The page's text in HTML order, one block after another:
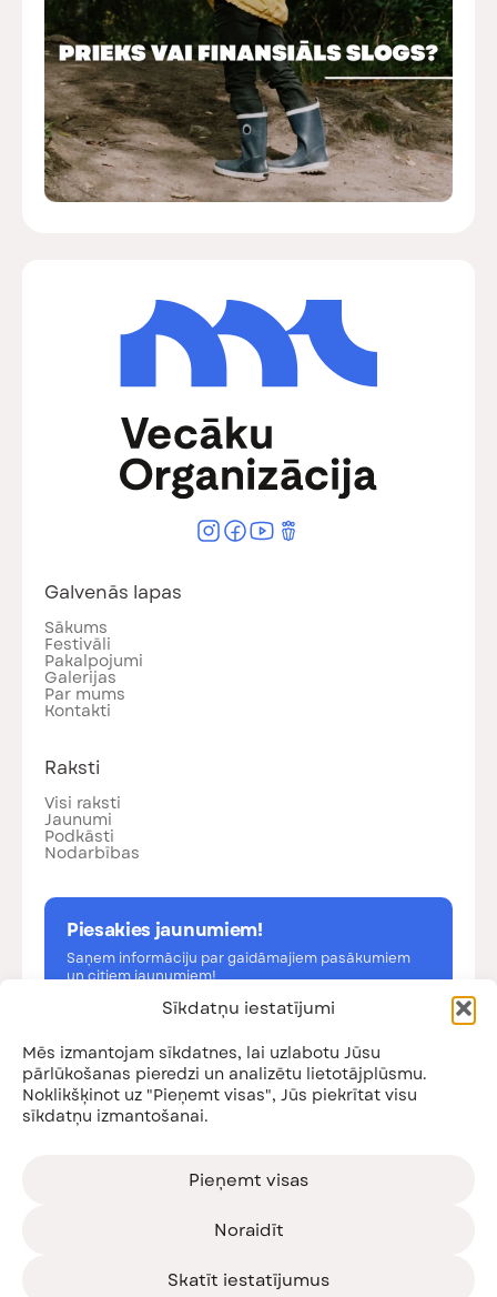
Sīkdatņu iestatījumi
Mēs izmantojam sīkdatnes, lai uzlabotu Jūsu
pārlūkošanas pieredzi un analizētu lietotājplūsmu.
Noklikšķinot uz "Pieņemt visas", Jūs piekrītat visu
sīkdatņu izmantošanai.
Pieņemt visas
Noraidīt
Skatīt iestatījumus
Galvenās lapas
Sākums
Festivāli
Pakalpojumi
Galerijas
Par mums
Kontakti
Raksti
Visi raksti
Jaunumi
Podkāsti
Nodarbības
Piesakies jaunumiem!
Saņem informāciju par gaidāmajiem pasākumiem
un citiem jaunumiem!
Esmu iepazinies arprivātuma politiku
© SIA Vecāku organizācija, 2026. Satura kopēšana un